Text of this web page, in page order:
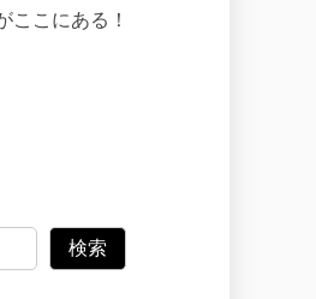
ここにある！
検索